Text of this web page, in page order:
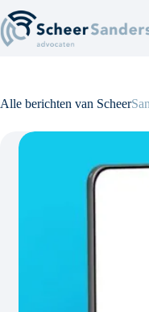
naar
de
inhoud
Alle berichten van Scheer